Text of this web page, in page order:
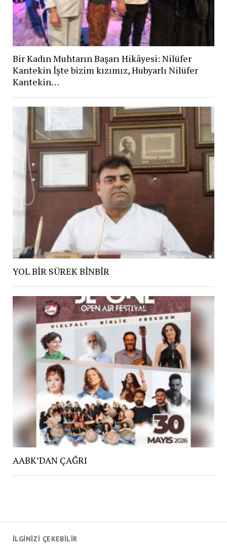
İLGİNİZİ ÇEKEBİLİR
Bir Kadın Muhtarın Başarı Hikâyesi: Nilüfer
Kantekin İşte bizim kızımız, Hubyarlı Nilüfer
Kantekin…
YOL BİR SÜREK BİNBİR
AABK’DAN ÇAĞRI